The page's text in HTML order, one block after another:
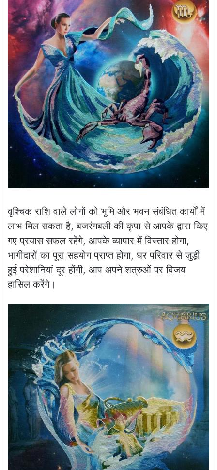
वृश्चिक राशि वाले लोगों को भूमि और भवन संबंधित कार्यों में
लाभ मिल सकता है, बजरंगबली की कृपा से आपके द्वारा किए
गए प्रयास सफल रहेंगे, आपके व्यापार में विस्तार होगा,
भागीदारों का पूरा सहयोग प्राप्त होगा, घर परिवार से जुड़ी
हुई परेशानियां दूर होंगी, आप अपने शत्रुओं पर विजय
हासिल करेंगे।